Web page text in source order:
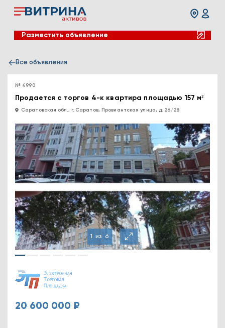
Разместить объявление
Все объявления
№ 4990
Продается с торгов 4-к квартира площадью 157 м²
Саратовская обл., г. Саратов, Провиантская улица, д. 26/28
1 из6
20 600 000 ₽